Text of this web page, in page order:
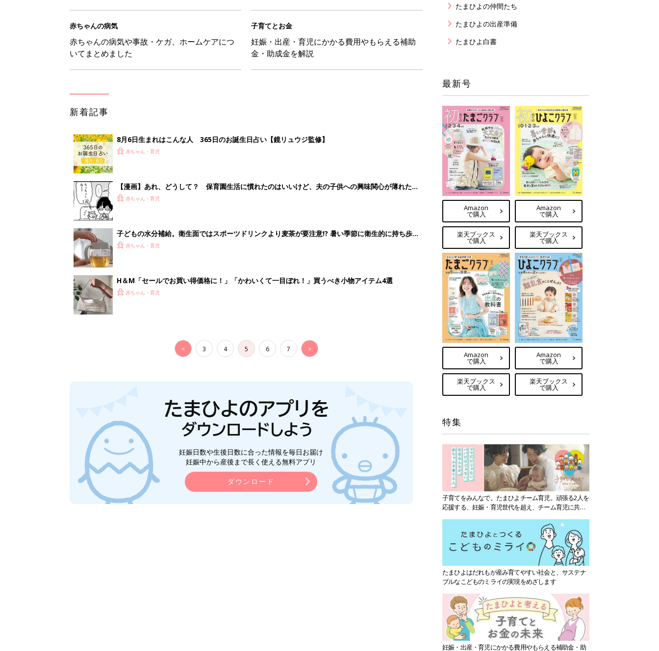
赤ちゃんの病気
赤ちゃんの病気や事故・ケガ、ホームケアにつ
いてまとめました
子育てとお金
妊娠・出産・育児にかかる費用やもらえる補助
金・助成金を解説
新着記事
8月6日生まれはこんな人 365日のお誕生日占い【鏡リュウジ監修】
赤ちゃん・育児
【漫画】あれ、どうして？ 保育園生活に慣れたのはいいけど、夫の子供への興味関心が薄れた気
がする……！『ふうふう子育て ＃91』
赤ちゃん・育児
子どもの水分補給。衛生面ではスポーツドリンクより麦茶が要注意!? 暑い季節に衛生的に持ち歩
く3つのコツとは？【専門家監修】
赤ちゃん・育児
H＆М「セールでお買い得価格に！」「かわいくて一目ぼれ！」買うべき小物アイテム4選
赤ちゃん・育児
< 3 4 5 6 7 >
妊娠日数や生後日数に合った情報を毎日お届け
妊娠中から産後まで長く使える無料アプリ
ダウンロード
たまひよの仲間たち
たまひよの出産準備
たまひよ白書
最新号
Amazon
で購入
楽天ブックス
で購入
Amazon
で購入
楽天ブックス
で購入
Amazon
で購入
楽天ブックス
で購入
Amazon
で購入
楽天ブックス
で購入
特集
子育てをみんなで。たまひよチーム育児。頑張る2人を
応援する、妊娠・育児世代を超え、チーム育児に共感
たまひよはだれもが産み育てやすい社会と、サステナ
ブルなこどものミライの実現をめざします
妊娠・出産・育児にかかる費用やもらえる補助金・助